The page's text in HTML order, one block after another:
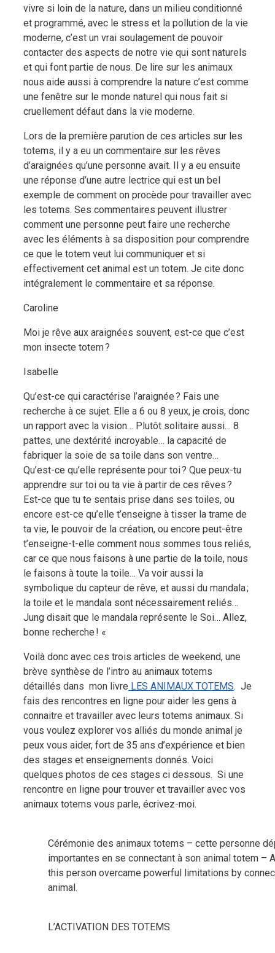
vivre si loin de la nature, dans un milieu conditionné
et programmé, avec le stress et la pollution de la vie
moderne, c’est un vrai soulagement de pouvoir
contacter des aspects de notre vie qui sont naturels
et qui font partie de nous. De lire sur les animaux
nous aide aussi à comprendre la nature c’est comme
une fenêtre sur le monde naturel qui nous fait si
cruellement défaut dans la vie moderne.
Lors de la première parution de ces articles sur les
totems, il y a eu un commentaire sur les rêves
d’araignées qu’une personne avait. Il y a eu ensuite
une réponse d’une autre lectrice qui est un bel
exemple de comment on procède pour travailler avec
les totems. Ses commentaires peuvent illustrer
comment une personne peut faire une recherche
avec les éléments à sa disposition pour comprendre
ce que le totem veut lui communiquer et si
effectivement cet animal est un totem. Je cite donc
intégralement le commentaire et sa réponse.
Caroline
Moi je rêve aux araignées souvent, est-ce que c’est
mon insecte totem ?
Isabelle
Qu’est-ce qui caractérise l’araignée ? Fais une
recherche à ce sujet. Elle a 6 ou 8 yeux, je crois, donc
un rapport avec la vision… Plutôt solitaire aussi… 8
pattes, une dextérité incroyable… la capacité de
fabriquer la soie de sa toile dans son ventre…
Qu’est-ce qu’elle représente pour toi ? Que peux-tu
apprendre sur toi ou ta vie à partir de ces rêves ?
Est-ce que tu te sentais prise dans ses toiles, ou
encore est-ce qu’elle t’enseigne à tisser la trame de
ta vie, le pouvoir de la création, ou encore peut-être
t’enseigne-t-elle comment nous sommes tous reliés,
car ce que nous faisons à une partie de la toile, nous
le faisons à toute la toile… Va voir aussi la
symbolique du capteur de rêve, et aussi du mandala ;
la toile et le mandala sont nécessairement reliés…
Jung disait que le mandala représente le Soi… Allez,
bonne recherche ! «
Voilà donc avec ces trois articles de weekend, une
brève synthèse de l’intro au animaux totems
détaillés dans mon livre LES ANIMAUX TOTEMS. Je
fais des rencontres en ligne pour aider les gens à
connaitre et travailler avec leurs totems animaux. Si
vous voulez explorer vos alliés du monde animal je
peux vous aider, fort de 35 ans d’expérience et bien
des stages et enseignements donnés. Voici
quelques photos de ces stages ci dessous. Si une
rencontre en ligne pour trouver et travailler avec vos
animaux totems vous parle, écrivez-moi.
Cérémonie des animaux totems – cette personne
importantes en se connectant à son animal totem –
this person overcame powerful limitations by
animal.
L’ACTIVATION DES TOTEMS